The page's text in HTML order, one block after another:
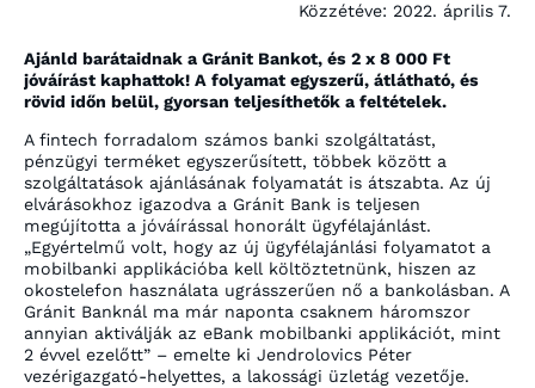
Fiataloknak
Befektetőknek
Kapcsolat
Netbank App letöltése
Közzétéve: 2022. április 7.
Ajánld barátaidnak a Gránit Bankot, és 2 x 8 000 Ft
jóváírást kaphattok! A folyamat egyszerű, átlátható, és
rövid időn belül, gyorsan teljesíthetők a feltételek.
A fintech forradalom számos banki szolgáltatást,
pénzügyi terméket egyszerűsített, többek között a
szolgáltatások ajánlásának folyamatát is átszabta. Az új
elvárásokhoz igazodva a Gránit Bank is teljesen
megújította a jóváírással honorált ügyfélajánlást.
„Egyértelmű volt, hogy az új ügyfélajánlási folyamatot a
mobilbanki applikációba kell költöztetnünk, hiszen az
okostelefon használata ugrásszerűen nő a bankolásban. A
Gránit Banknál ma már naponta csaknem háromszor
annyian aktiválják az eBank mobilbanki applikációt, mint
2 évvel ezelőtt” – emelte ki Jendrolovics Péter
vezérigazgató-helyettes, a lakossági üzletág vezetője.